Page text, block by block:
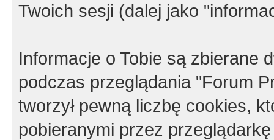
Twoich sesji (dalej jako
Informacje o Tobie są zbierane
podczas przeglądania "Forum
tworzył pewną liczbę cookies,
pobieranymi przez